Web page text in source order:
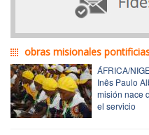
obras misionales
ÁFRICA/
Inês Paulo
misión nace
el servicio